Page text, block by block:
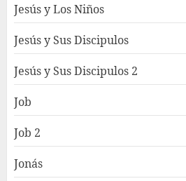
Jesús y Los Niños
Jesús y Sus Discipulos
Jesús y Sus Discipulos 2
Job
Job 2
Jonás